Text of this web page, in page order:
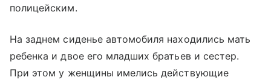
полицейским.
На заднем сиденье автомобиля находились мать
ребенка и двое его младших братьев и сестер.
При этом у женщины имелись действующие